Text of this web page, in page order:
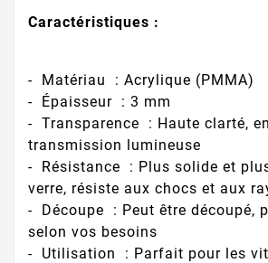
Caractéristiques :
- Matériau : Acrylique (PMMA)
- Épaisseur : 3 mm
- Transparence : Haute clarté,
transmission lumineuse
- Résistance : Plus solide et
verre, résiste aux chocs et aux
- Découpe : Peut être découpé,
selon vos besoins
- Utilisation : Parfait pour les